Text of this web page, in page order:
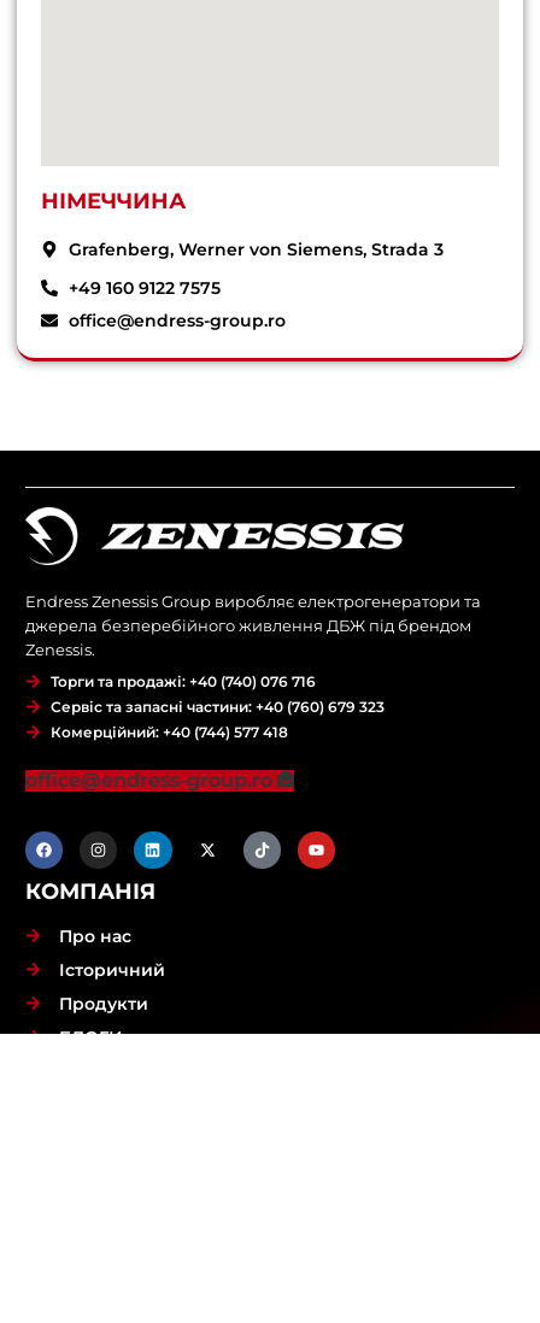
НІМЕЧЧИНА
Grafenberg, Werner von Siemens, Strada 3
+49 160 9122 7575
office@endress-group.ro
Endress Zenessis Group виробляє електрогенератори та
джерела безперебійного живлення ДБЖ під брендом
Zenessis.
Торги та продажі: +40 (740) 076 716
Сервіс та запасні частини: +40 (760) 679 323
Комерційний: +40 (744) 577 418
office@endress-group.ro
КОМПАНІЯ
Про нас
Історичний
Продукти
БЛОГИ